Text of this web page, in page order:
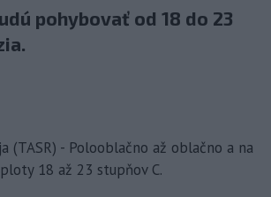
pohybovať od 18 do 23
(TASR) - Polooblačno až oblačno a na
18 až 23 stupňov C.